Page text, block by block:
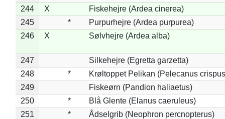
244
X
Fiskehejre (Ardea cinerea)
245
*
Purpurhejre (Ardea purpurea)
246
X Sølvhejre (Ardea alba)
247
Silkehejre (Egretta garzetta)
248
*
Krøltoppet Pelikan (Pelecanus
249
Fiskeørn (Pandion haliaetus)
250
*
Blå Glente (Elanus caeruleus)
251
*
Ådselgrib (Neophron percnopterus)